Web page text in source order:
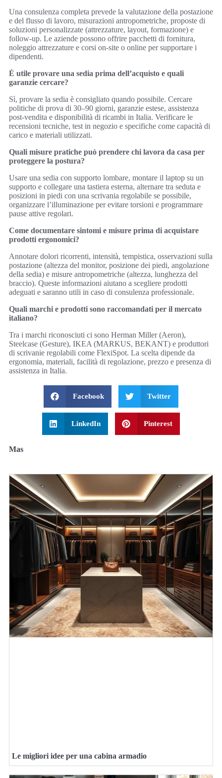
Una consulenza completa prevede la valutazione della postazione
e del flusso di lavoro, misurazioni antropometriche, proposte di
soluzioni personalizzate (attrezzature, layout, formazione) e
follow-up. Le aziende possono offrire pacchetti di fornitura,
noleggio attrezzature e corsi on-site o online per supportare i
dipendenti.
È utile provare una sedia prima dell’acquisto e quali
garanzie cercare?
Sì, provare la sedia è consigliato quando possibile. Cercare
politiche di prova di 30–90 giorni, garanzie estese, assistenza
post-vendita e disponibilità di ricambi in Italia. Verificare le
recensioni tecniche, test in negozio e specifiche come capacità di
carico e materiali utilizzati.
Quali misure pratiche può prendere chi lavora da casa per
proteggere la postura?
Usare una sedia con supporto lombare, montare il laptop su un
supporto e collegare una tastiera esterna, alternare tra seduta e
posizioni in piedi con una scrivania regolabile se possibile,
organizzare l’illuminazione per evitare torsioni e programmare
pause attive regolari.
Come documentare sintomi e misure prima di acquistare
prodotti ergonomici?
Annotare dolori ricorrenti, intensità, tempistica, osservazioni sulla
postazione (altezza del monitor, posizione dei piedi, angolazione
della sedia) e misure antropometriche (altezza, lunghezza del
braccio). Queste informazioni aiutano a scegliere prodotti
adeguati e saranno utili in caso di consulenza professionale.
Quali marchi e prodotti sono raccomandati per il mercato
italiano?
Tra i marchi riconosciuti ci sono Herman Miller (Aeron),
Steelcase (Gesture), IKEA (MARKUS, BEKANT) e produttori
di scrivanie regolabili come FlexiSpot. La scelta dipende da
ergonomia, materiali, facilità di regolazione, prezzo e presenza di
assistenza in Italia.
Facebook Twitter
LinkedIn Pinterest
Mas
Le migliori idee per una cabina armadio